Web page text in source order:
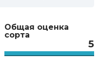
Общая оценка
сорта
5